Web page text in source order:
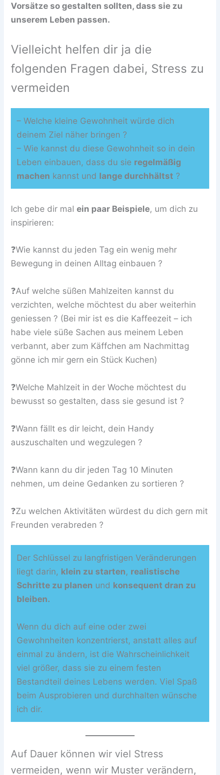
Vorsätze so gestalten sollten, dass sie zu
unserem Leben passen.
Vielleicht helfen dir ja die
folgenden Fragen dabei, Stress zu
vermeiden
– Welche kleine Gewohnheit würde dich
deinem Ziel näher bringen ?
– Wie kannst du diese Gewohnheit so in dein
Leben einbauen, dass du sie regelmäßig
machen kannst und lange durchhältst ?
Ich gebe dir malein paar Beispiele, um dich zu
inspirieren:
❓Wie kannst du jeden Tag ein wenig mehr
Bewegung in deinen Alltag einbauen ?
❓Auf welche süßen Mahlzeiten kannst du
verzichten, welche möchtest du aber weiterhin
geniessen ? (Bei mir ist es die Kaffeezeit – ich
habe viele süße Sachen aus meinem Leben
verbannt, aber zum Käffchen am Nachmittag
gönne ich mir gern ein Stück Kuchen)
❓Welche Mahlzeit in der Woche möchtest du
bewusst so gestalten, dass sie gesund ist ?
❓Wann fällt es dir leicht, dein Handy
auszuschalten und wegzulegen ?
❓Wann kann du dir jeden Tag 10 Minuten
nehmen, um deine Gedanken zu sortieren ?
❓Zu welchen Aktivitäten würdest du dich gern mit
Freunden verabreden ?
Der Schlüssel zu langfristigen Veränderungen
liegt darin, klein zu starten, realistische
Schritte zu planen und konsequent dran zu
bleiben.
Wenn du dich auf eine oder zwei
Gewohnheiten konzentrierst, anstatt alles auf
einmal zu ändern, ist die Wahrscheinlichkeit
viel größer, dass sie zu einem festen
Bestandteil deines Lebens werden. Viel Spaß
beim Ausprobieren und durchhalten wünsche
ich dir.
Auf Dauer können wir viel Stress
vermeiden, wenn wir Muster verändern,